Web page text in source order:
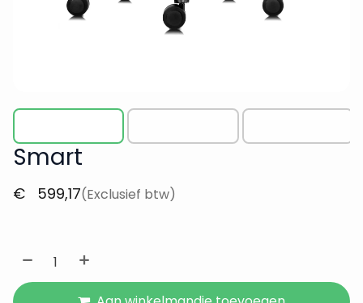
Smart
€ 599,17(Exclusief btw)